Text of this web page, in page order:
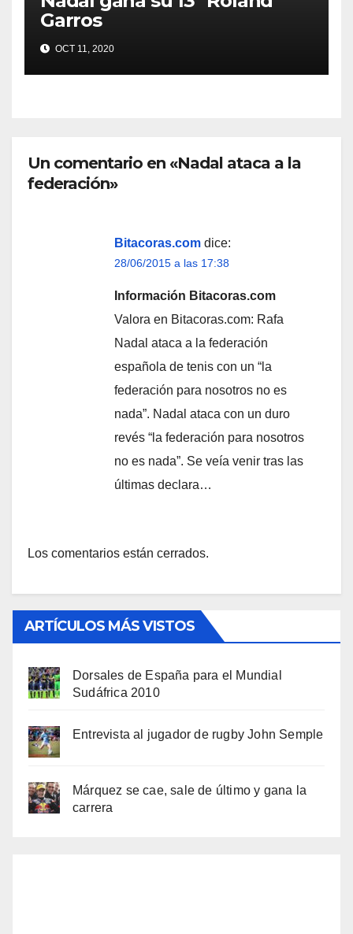
Garros
OCT 11, 2020
Un comentario en «Nadal ataca a la
federación»
Bitacoras.com dice:
28/06/2015 a las 17:38
Información Bitacoras.com
Valora en Bitacoras.com: Rafa
Nadal ataca a la federación
española de tenis con un “la
federación para nosotros no es
nada”. Nadal ataca con un duro
revés “la federación para nosotros
no es nada”. Se veía venir tras las
últimas declara…
Los comentarios están cerrados.
ARTÍCULOS MÁS VISTOS
Dorsales de España para el Mundial
Sudáfrica 2010
Entrevista al jugador de rugby John Semple
Márquez se cae, sale de último y gana la
carrera